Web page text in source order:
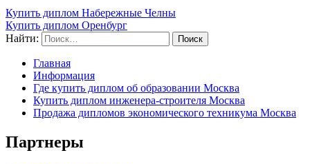
Купить диплом Набережные Челны
Купить диплом Оренбург
Найти:
Главная
Информация
Где купить диплом об образовании Москва
Купить диплом инженера-строителя Москва
Продажа дипломов экономического техникума Москва
Партнеры